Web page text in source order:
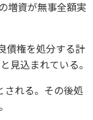
増資が無事全額実
債権を処分する計
見込まれている。
される。その後処